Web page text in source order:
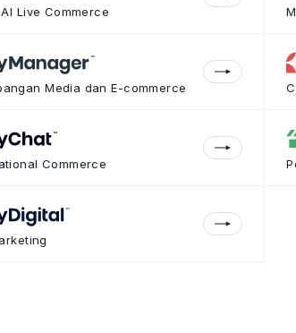
Live Commerce
Media dan E-commerce
Commerce